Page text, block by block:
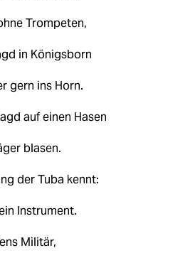
Trompeten,
in Königsborn
gern ins Horn.
auf einen Hasen
blasen.
der Tuba kennt:
Instrument.
Militär,